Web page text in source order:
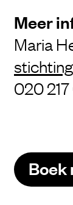
Meer
Maria
020 217
Boek